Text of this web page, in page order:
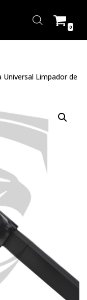
0
Universal Limpador de